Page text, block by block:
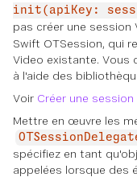
init(apiKey:
pas créer une session
Swift OTSession, qui
Video existante. Vous
à l'aide des
Voir Créer une
Mettre en œuvre les
spécifiez en tant
appelées lorsque des